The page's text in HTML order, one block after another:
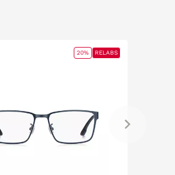
20% RELABS